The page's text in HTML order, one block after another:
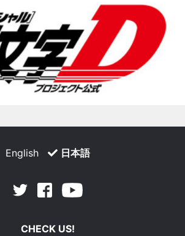
English 日本語
Twitter Facebook
CHECK US!